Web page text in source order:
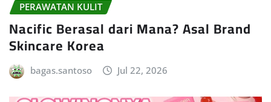
PERAWATAN KULIT
Nacific Berasal dari Mana? Asal Brand
Skincare Korea
bagas.santoso Jul 22, 2026